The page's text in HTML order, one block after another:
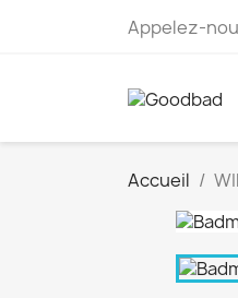
Appelez-
Accueil